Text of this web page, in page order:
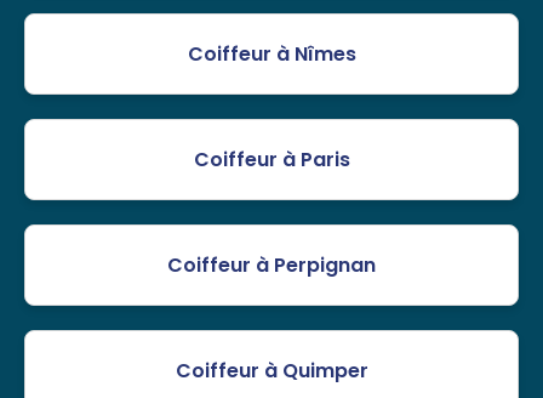
Coiffeur à Nîmes
Coiffeur à Paris
Coiffeur à Perpignan
Coiffeur à Quimper